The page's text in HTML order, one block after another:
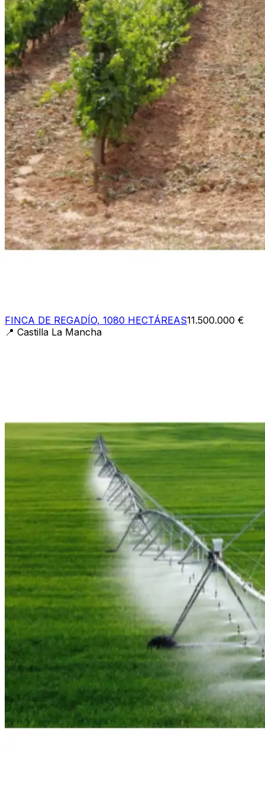
FINCA DE REGADÍO, 1080 HECTÁREAS11.500.000 €
📍 Castilla La Mancha